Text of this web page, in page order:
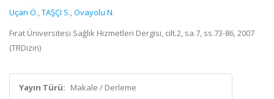
Uçan Ö.,TAŞÇI S.,Ovayolu N.
Fırat Üniversitesi Sağlık Hizmetleri Dergisi, cilt.2, sa.7, ss.73-86, 2007
(TRDizin)
Yayın Türü: Makale / Derleme